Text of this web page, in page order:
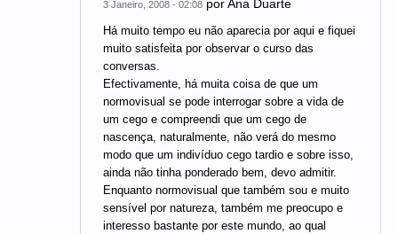
3 Janeiro, 2008 - 02:08 porAna Duarte
Há muito tempo eu não aparecia por aqui e fiquei
muito satisfeita por observar o curso das
conversas.
Efectivamente, há muita coisa de que um
normovisual se pode interrogar sobre a vida de
um cego e compreendi que um cego de
nascença, naturalmente, não verá do mesmo
modo que um indivíduo cego tardio e sobre isso,
ainda não tinha ponderado bem, devo admitir.
Enquanto normovisual que também sou e muito
sensível por natureza, também me preocupo e
interesso bastante por este mundo, ao qual